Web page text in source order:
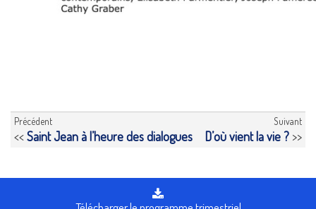
Précédent
<<Saint Jean à l’heure des dialogues
Suivant
D’où vient la vie ? >>